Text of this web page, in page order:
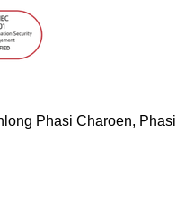
Phasi Charoen, Phasi